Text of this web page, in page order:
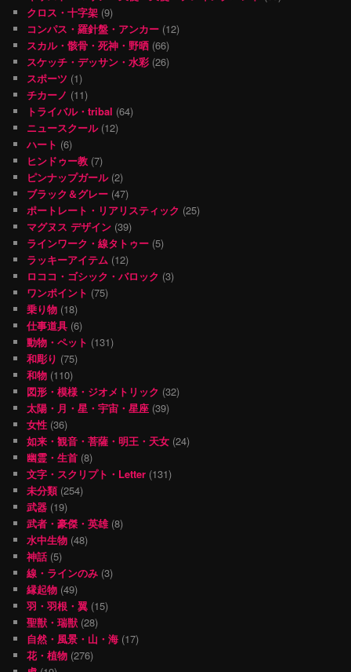
クロス・十字架 (9)
コンパス・羅針盤・アンカー (12)
スカル・骸骨・死神・野晒 (66)
スケッチ・デッサン・水彩 (26)
スポーツ (1)
チカーノ (11)
トライバル・tribal (64)
ニュースクール(12)
ハート (6)
ヒンドゥー教 (7)
ピンナップガール(2)
ブラック＆グレー (47)
ポートレート・リアリスティック (25)
マグヌス デザイン (39)
ラインワーク・線タトゥー (5)
ラッキーアイテム (12)
ロココ・ゴシック・バロック (3)
ワンポイント (75)
乗り物 (18)
仕事道具 (6)
動物・ペット (131)
和彫り (75)
和物 (110)
図形・模様・ジオメトリック (32)
太陽・月・星・宇宙・星座 (39)
女性 (36)
如来・観音・菩薩・明王・天女 (24)
幽霊・生首 (8)
文字・スクリプト・Letter (131)
未分類(254)
武器 (19)
武者・豪傑・英雄(8)
水中生物 (48)
神話 (5)
線・ラインのみ (3)
縁起物 (49)
羽・羽根・翼 (15)
聖獣・瑞獣 (28)
自然・風景・山・海 (17)
花・植物 (276)